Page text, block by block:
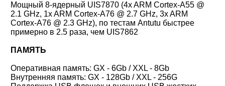
Мощный 8-ядерный UIS7870 (4x ARM Cortex-A55 @
2.1 GHz, 1x ARM Cortex-A76 @ 2.7 GHz, 3x ARM
Cortex-A76 @ 2.3 GHz), по тестам Antutu быстрее
примерно в 2.5 раза, чем UIS7862
ПАМЯТЬ
Оперативная память: GX - 6Gb / XXL - 8Gb
Внутренняя память: GX - 128Gb / XXL - 256G